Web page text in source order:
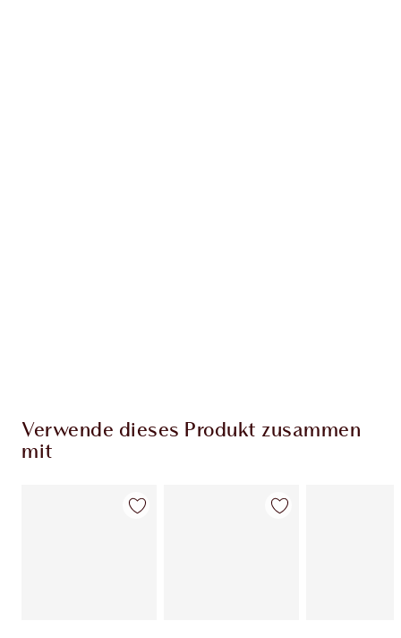
Verwende dieses Produkt zusammen
mit